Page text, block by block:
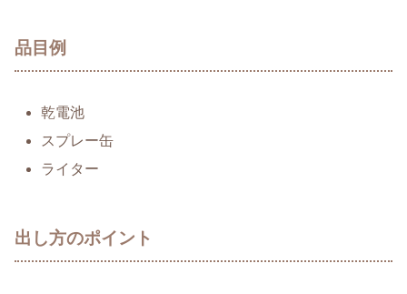
品目例
乾電池
スプレー缶
ライター
出し方のポイント